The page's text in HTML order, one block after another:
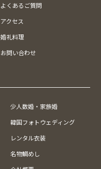
よくあるご質問
アクセス
婚礼料理
お問い合わせ
少人数婚・家族婚
韓国フォトウェディング
レンタル衣装
名物鯛めし